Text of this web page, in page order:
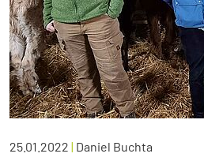
25.01.2022 | Daniel Buchta